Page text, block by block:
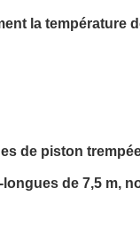
la
de piston
de 7,5 m,